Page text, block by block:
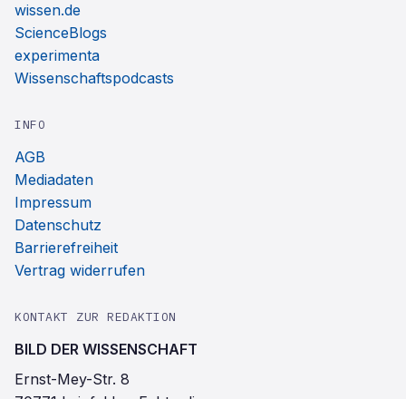
wissen.de
ScienceBlogs
experimenta
Wissenschaftspodcasts
INFO
AGB
Mediadaten
Impressum
Datenschutz
Barrierefreiheit
Vertrag widerrufen
KONTAKT ZUR REDAKTION
BILD DER WISSENSCHAFT
Ernst-Mey-Str. 8